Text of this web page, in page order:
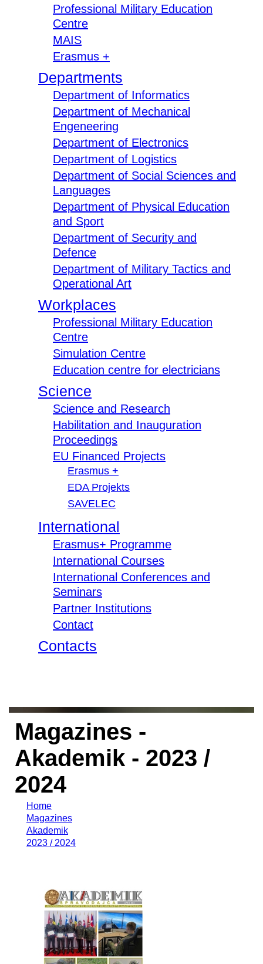
Professional Military Education
Centre
MAIS
Erasmus +
Departments
Department of Informatics
Department of Mechanical
Engeneering
Department of Electronics
Department of Logistics
Department of Social Sciences and
Languages
Department of Physical Education
and Sport
Department of Security and
Defence
Department of Military Tactics and
Operational Art
Workplaces
Professional Military Education
Centre
Simulation Centre
Education centre for electricians
Science
Science and Research
Habilitation and Inauguration
Proceedings
EU Financed Projects
Erasmus +
EDA Projekts
SAVELEC
International
Erasmus+ Programme
International Courses
International Conferences and
Seminars
Partner Institutions
Contact
Contacts
Magazines -
Akademik - 2023 /
2024
Home
Magazines
Akademik
2023 / 2024